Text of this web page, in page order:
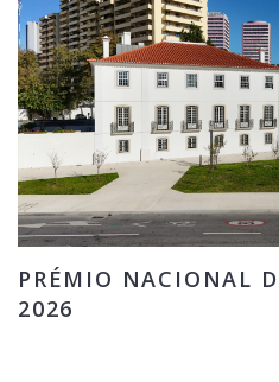
PRÉMIO NACIONAL
2026